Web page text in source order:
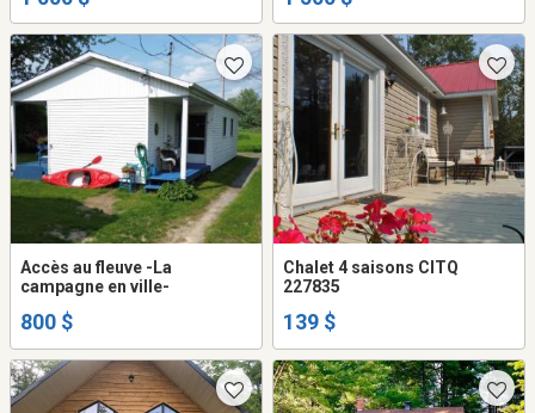
Accès au fleuve -La
campagne en ville-
800 $
Chalet 4 saisons CITQ
227835
139 $